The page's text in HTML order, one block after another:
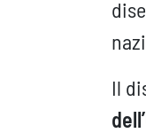
Il